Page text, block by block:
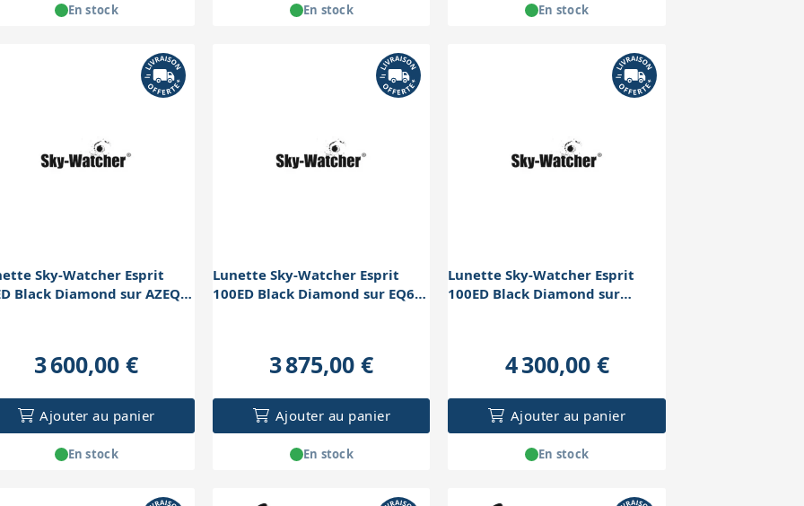
En stock En stock En stock
Sky-Watcher Esprit
Black Diamond sur AZEQ6
3 600,00 €
Ajouter au panier
En stock
Lunette Sky-Watcher Esprit
100ED Black Diamond sur EQ6-R
3 875,00 €
Ajouter au panier
En stock
Lunette Sky-Watcher Esprit
100ED Black Diamond sur
4 300,00 €
Ajouter au panier
En stock